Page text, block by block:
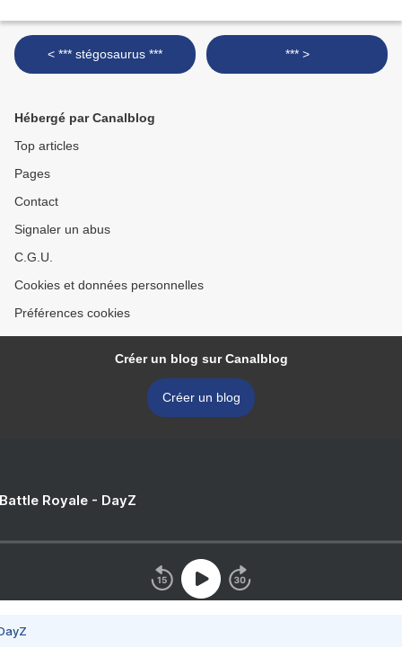
< *** stégosaurus *** *** >
Hébergé par Canalblog
Top articles
Pages
Contact
Signaler un abus
C.G.U.
Cookies et données personnelles
Préférences cookies
Créer un blog sur Canalblog
Créer un blog
Royale - DayZ